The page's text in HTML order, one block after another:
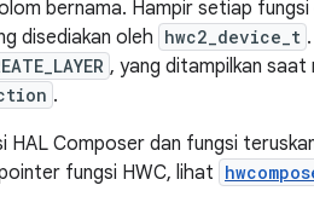
bernama. Hampir setiap
disediakan oleh hwc2_device_t
, yang ditampilkan saat
.
Composer dan fungsi
fungsi HWC, lihat